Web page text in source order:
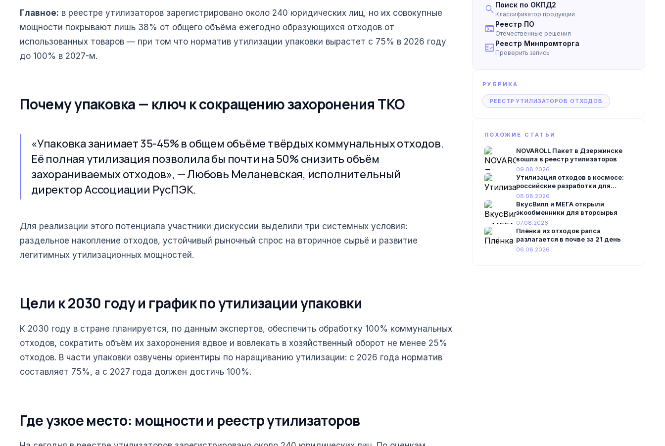
Главное: в реестре утилизаторов зарегистрировано около 240 юридических лиц, но их совокупные
мощности покрывают лишь 38% от общего объёма ежегодно образующихся отходов от
использованных товаров — при том что норматив утилизации упаковки вырастет с 75% в 2026 году
до 100% в 2027-м.
Почему упаковка — ключ к сокращению захоронения ТКО
«Упаковка занимает 35-45% в общем объёме твёрдых коммунальных отходов.
Её полная утилизация позволила бы почти на 50% снизить объём
захораниваемых отходов», — Любовь Меланевская, исполнительный
директор Ассоциации РусПЭК.
Для реализации этого потенциала участники дискуссии выделили три системных условия:
раздельное накопление отходов, устойчивый рыночный спрос на вторичное сырьё и развитие
легитимных утилизационных мощностей.
Цели к 2030 году и график по утилизации упаковки
К 2030 году в стране планируется, по данным экспертов, обеспечить обработку 100% коммунальных
отходов, сократить объём их захоронения вдвое и вовлекать в хозяйственный оборот не менее 25%
отходов. В части упаковки озвучены ориентиры по наращиванию утилизации: с 2026 года норматив
составляет 75%, а с 2027 года должен достичь 100%.
Где узкое место: мощности и реестр утилизаторов
search Поиск по ОКПД2
Классификатор продукции
terminal Реестр ПО
Отечественные решения
fact_check Реестр Минпромторга
Проверить запись
РУБРИКА
РЕЕСТР УТИЛИЗАТОРОВ ОТХОДОВ
ПОХОЖИЕ СТАТЬИ
NOVAROLL Пакет в Дзержинске
вошла в реестр утилизаторов
09.08.2026
Утилизация отходов в космосе:
российские разработки для
орбиты
08.08.2026
ВкусВилл и МЕГА открыли
экообменники для вторсырья
07.08.2026
Плёнка из отходов рапса
разлагается в почве за 21 день
06.08.2026